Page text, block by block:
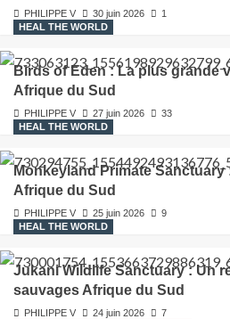
PHILIPPE V 30 juin 2026
1
HEAL THE WORLD
Birds of Eden : La plus grande
Afrique du Sud
PHILIPPE V 27 juin 2026
33
HEAL THE WORLD
Monkeyland Primate
Afrique du Sud
PHILIPPE V 25 juin 2026
9
HEAL THE WORLD
Jukani Wildlife Sanctuary : Un
sauvages Afrique du Sud
PHILIPPE V 24 juin 2026
7